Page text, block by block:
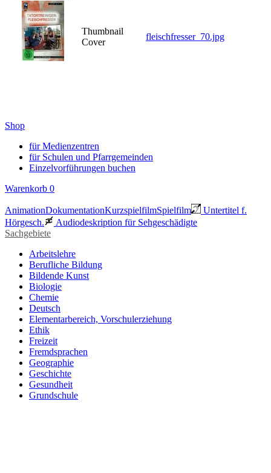
Thumbnail
Cover
fleischfresser_70.jpg
Shop
für Medienzentren
für Schulen und Pfarrgemeinden
Einzelvorführungen buchen
Warenkorb 0
AnimationDokumentationKurzspielfilmSpielfilm
Untertitel f.
Hörgesch.
Audiodeskription für Sehgeschädigte
Sachgebiete
Arbeitslehre
Berufliche Bildung
Bildende Kunst
Biologie
Chemie
Deutsch
Elementarbereich, Vorschulerziehung
Ethik
Freizeit
Fremdsprachen
Geographie
Geschichte
Gesundheit
Grundschule